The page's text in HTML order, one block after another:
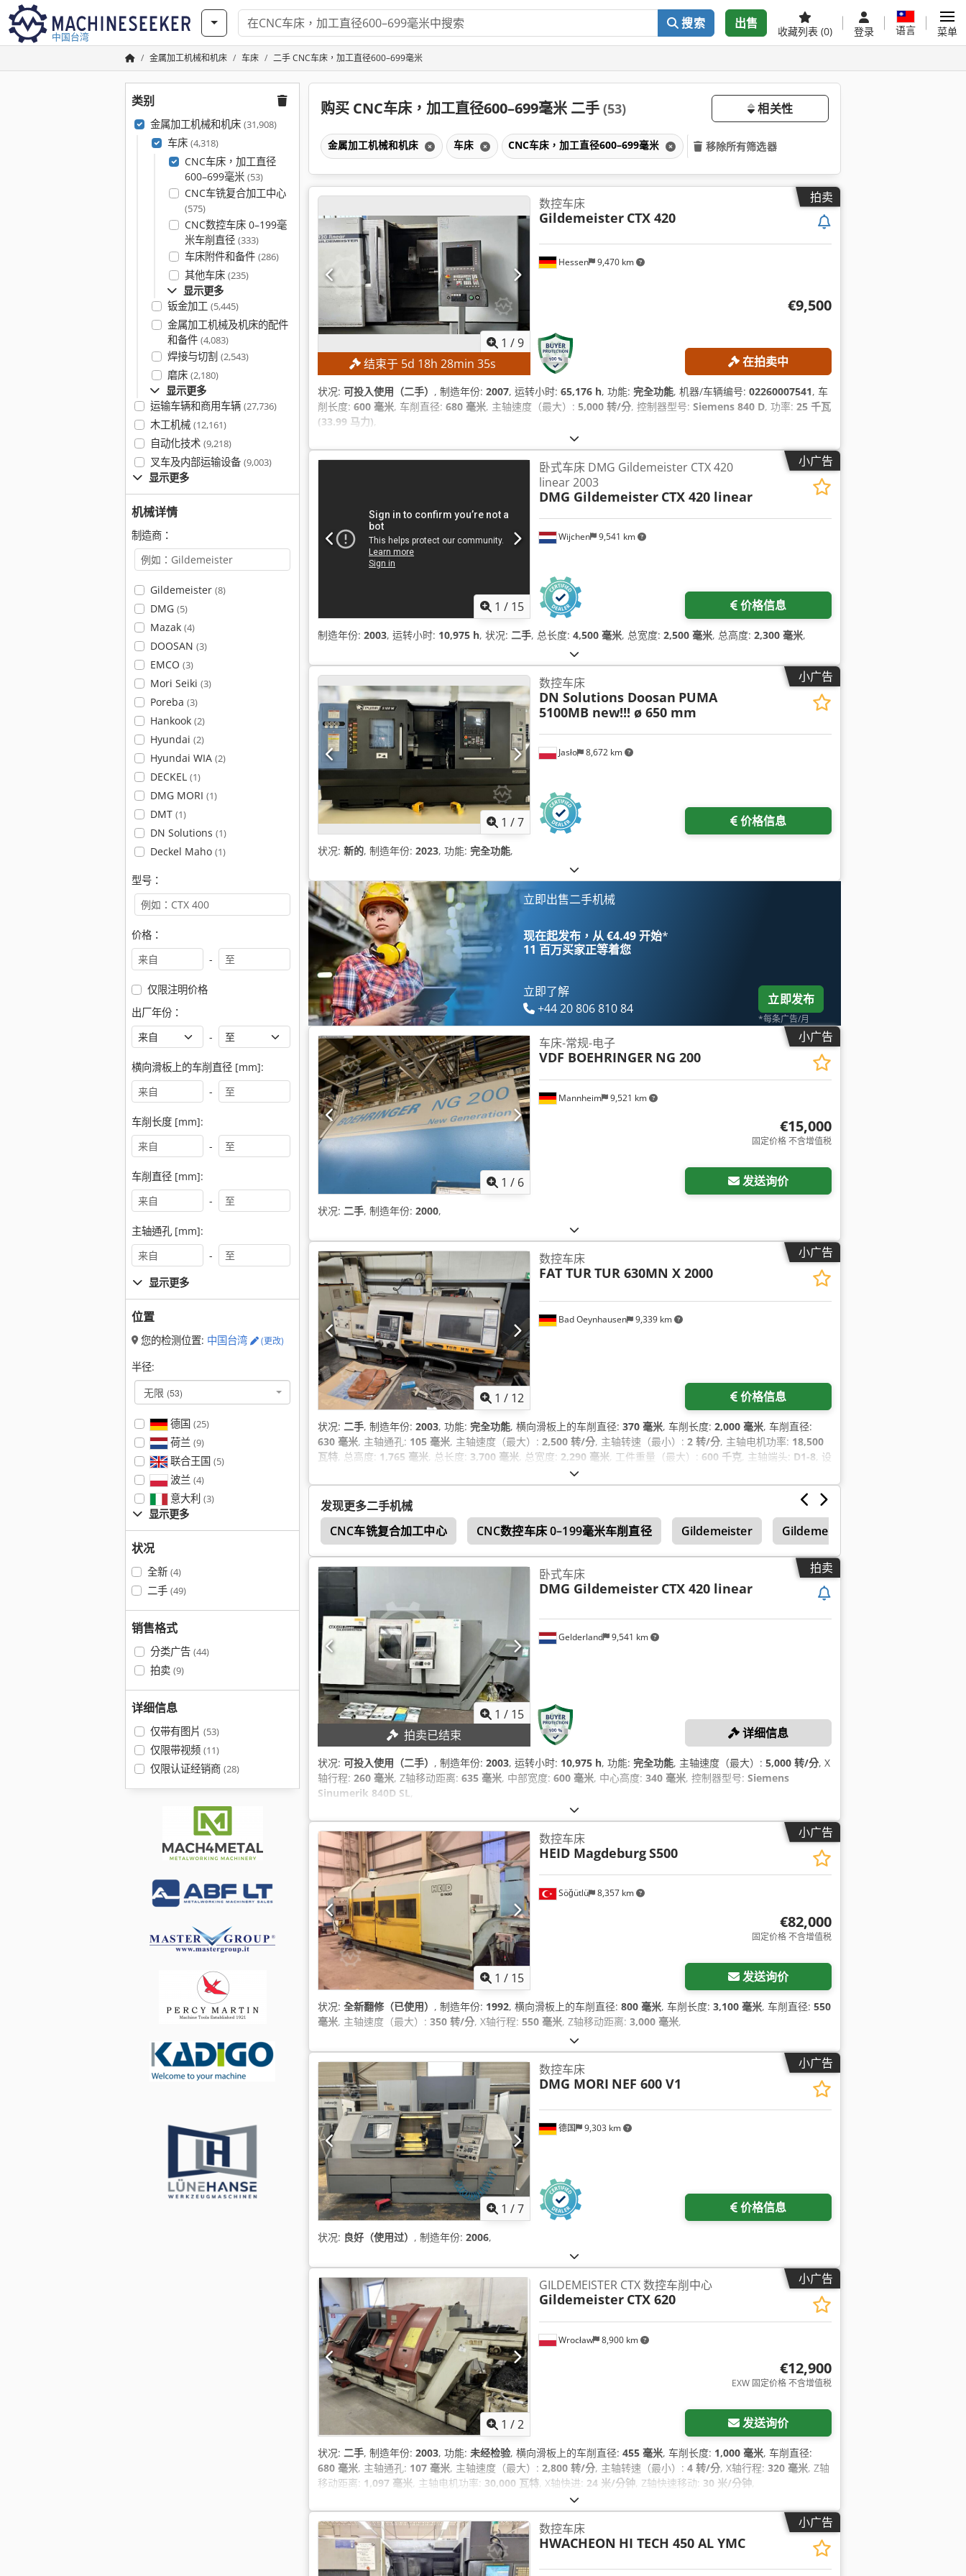
中国台湾
搜索 出售
收藏列表 (0) 登录 语言 菜单
金属加工机械和机床 车床 二手 CNC车床，加工直径600–699毫米
类别
金属加工机械和机床 (31,908)
车床 (4,318)
CNC车床，加工直径
600–699毫米 (53)
CNC车铣复合加工中心
(575)
CNC数控车床 0–199毫
米车削直径 (333)
车床附件和备件 (286)
其他车床 (235)
显示更多
钣金加工 (5,445)
金属加工机械及机床的配件
和备件 (4,083)
焊接与切割 (2,543)
磨床 (2,180)
显示更多
运输车辆和商用车辆 (27,736)
木工机械 (12,161)
自动化技术 (9,218)
叉车及内部运输设备 (9,003)
显示更多
机械详情
制造商：
Gildemeister (8)
DMG (5)
Mazak (4)
DOOSAN (3)
EMCO (3)
Mori Seiki (3)
Poreba (3)
Hankook (2)
Hyundai (2)
Hyundai WIA (2)
DECKEL (1)
DMG MORI (1)
DMT (1)
DN Solutions (1)
Deckel Maho (1)
型号：
价格：
-
仅限注明价格
出厂年份：
-
横向滑板上的车削直径 [mm]:
-
车削长度 [mm]:
-
车削直径 [mm]:
-
主轴通孔 [mm]:
-
显示更多
位置
您的检测位置: 中国台湾 (更改)
半径:
无限 (53)
德国 (25)
荷兰 (9)
联合王国 (5)
波兰 (4)
意大利 (3)
显示更多
状况
全新 (4)
二手 (49)
销售格式
分类广告 (44)
拍卖 (9)
详细信息
仅带有图片 (53)
仅限带视频 (11)
仅限认证经销商 (28)
购买 CNC车床，加工直径600–699毫米 二手 (53) 相关性
金属加工机械和机床 车床 CNC车床，加工直径600–699毫米 移除所有筛选器
拍卖
1 /9
结束于 5d 18h 28min 34s
Hessen 9,470 km
数控车床
Gildemeister CTX 420
€9,500
在拍卖中
状况: 可投入使用（二手） , 制造年份: 2007, 运转小时: 65,176 h, 功能: 完全功能, 机器/车辆编号: 02260007541, 车
削长度: 600 毫米, 车削直径: 680 毫米, 主轴速度（最大）: 5,000 转/分, 控制器型号: Siemens 840 D, 功率: 25 千瓦
(33.99 马力),
小广告
1 / 15
Wijchen 9,541 km
卧式车床 DMG Gildemeister CTX 420
linear 2003
DMG Gildemeister CTX 420 linear
价格信息
制造年份: 2003, 运转小时: 10,975 h, 状况: 二手, 总长度: 4,500 毫米, 总宽度: 2,500 毫米, 总高度: 2,300 毫米,
小广告
1 /7
Jasło 8,672 km
数控车床
DN Solutions Doosan PUMA
5100MB new!!! ø 650 mm
价格信息
状况: 新的, 制造年份: 2023, 功能: 完全功能,
立即出售二手机械
现在起发布，从 €4.49 开始*
11 百万买家正等着您
立即了解
+44 20 806 810 84
立即发布
*每条广告/月
小广告
1 / 6
Mannheim 9,521 km
车床-常规-电子
VDF BOEHRINGER NG 200
€15,000
固定价格 不含增值税
发送询价
状况: 二手, 制造年份: 2000,
小广告
1 / 12
Bad Oeynhausen 9,339 km
数控车床
FAT TURTUR 630MN X 2000
价格信息
状况: 二手, 制造年份: 2003, 功能: 完全功能, 横向滑板上的车削直径: 370 毫米, 车削长度: 2,000 毫米, 车削直径:
630 毫米, 主轴通孔: 105 毫米, 主轴速度（最大）: 2,500 转/分, 主轴转速（最小）: 2 转/分, 主轴电机功率: 18,500
瓦特, 总高度: 1,765 毫米, 总长度: 3,700 毫米, 总宽度: 2,290 毫米, 工件重量（最大）: 600 千克, 主轴端头: D1-8, 设
发现更多二手机械
CNC车铣复合加工中心
CNC数控车床 0–199毫米车削直径 Gildemeister Gildemeister Ct 20
数控 车床 数控 车床 车床
拍卖
1 / 15
拍卖已结束
Gelderland 9,541 km
卧式车床
DMG Gildemeister CTX 420 linear
详细信息
状况: 可投入使用（二手） , 制造年份: 2003, 运转小时: 10,975 h, 功能: 完全功能, 主轴速度（最大）: 5,000 转/分, X
轴行程: 260 毫米, Z轴移动距离: 635 毫米, 中部宽度: 600 毫米, 中心高度: 340 毫米, 控制器型号: Siemens
Sinumerik 840D SL ,
小广告
1 / 15
Söğütlü 8,357 km
数控车床
HEID MagdeburgS500
€82,000
固定价格 不含增值税
发送询价
状况: 全新翻修（已使用） , 制造年份: 1992, 横向滑板上的车削直径: 800 毫米, 车削长度: 3,100 毫米, 车削直径: 550
毫米, 主轴速度（最大）: 350 转/分, X轴行程: 550 毫米, Z轴移动距离: 3,000 毫米,
小广告
1 /7
德国 9,303 km
数控车床
DMG MORI NEF 600 V1
价格信息
状况: 良好（使用过） , 制造年份: 2006,
小广告
请求更多图片
1 /2
Wrocław 8,900 km
GILDEMEISTER CTX 数控车削中心
Gildemeister CTX 620
€12,900
EXW 固定价格 不含增值税
发送询价
状况: 二手, 制造年份: 2003, 功能: 未经检验, 横向滑板上的车削直径: 455 毫米, 车削长度: 1,000 毫米, 车削直径:
680 毫米, 主轴通孔: 107 毫米, 主轴速度（最大）: 2,800 转/分, 主轴转速（最小）: 4 转/分, X轴行程: 320 毫米, Z轴
移动距离: 1,097 毫米, 主轴电机功率: 30,000 瓦特, X轴快进: 24 米/分钟, Z轴快速移动: 30 米/分钟,
小广告
数控车床
HWACHEON HI TECH 450 AL YMC